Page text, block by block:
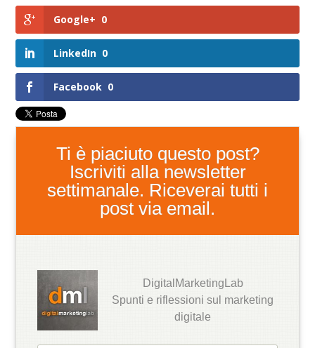
Google+ 0
LinkedIn 0
Facebook 0
Ti è piaciuto questo post?
Iscriviti alla newsletter
settimanale. Riceverai tutti i
post via email.
DigitalMarketingLab
Spunti e riflessioni sul marketing
digitale